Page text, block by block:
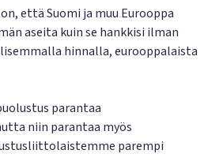
että Suomi ja muu Eurooppa
aseita kuin se hankkisi ilman
hinnalla, eurooppalaista
parantaa
niin parantaa myös
parempi